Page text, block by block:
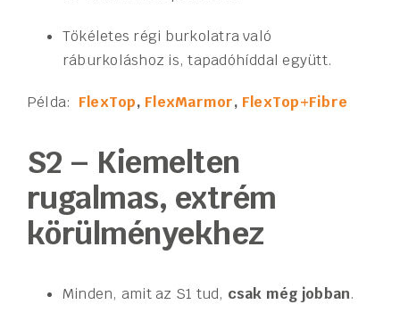
Tökéletes régi burkolatra való
ráburkoláshoz is, tapadóhíddal együtt.
Példa: FlexTop, FlexMarmor, FlexTop+Fibre
S2 – Kiemelten
rugalmas, extrém
körülményekhez
Minden, amit az S1 tud, csak még jobban.